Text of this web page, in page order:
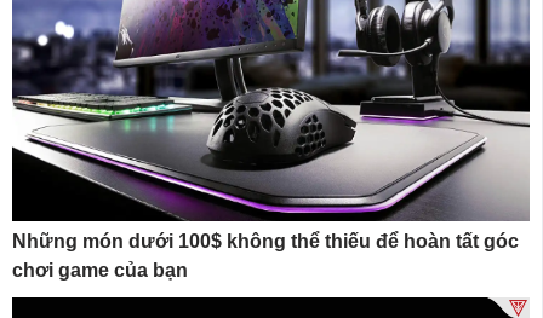
Những món dưới 100$ không thể thiếu để hoàn tất góc
chơi game của bạn